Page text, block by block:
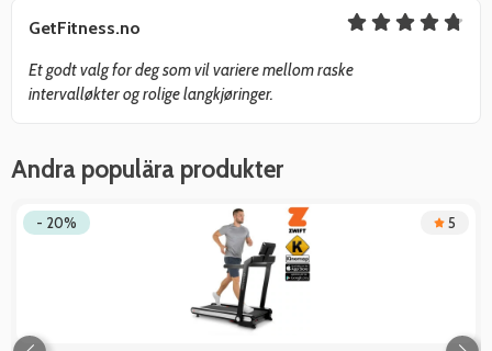
GetFitness.no
Et godt valg for deg som vil variere mellom raske
intervalløkter og rolige langkjøringer.
Andra populära produkter
- 20% 5